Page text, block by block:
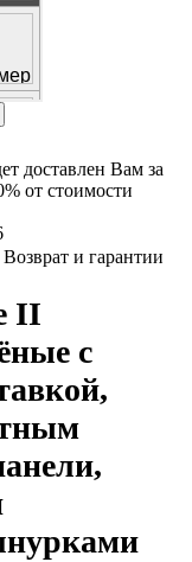
доставлен Вам за
от стоимости
Возврат и гарантии
II
с